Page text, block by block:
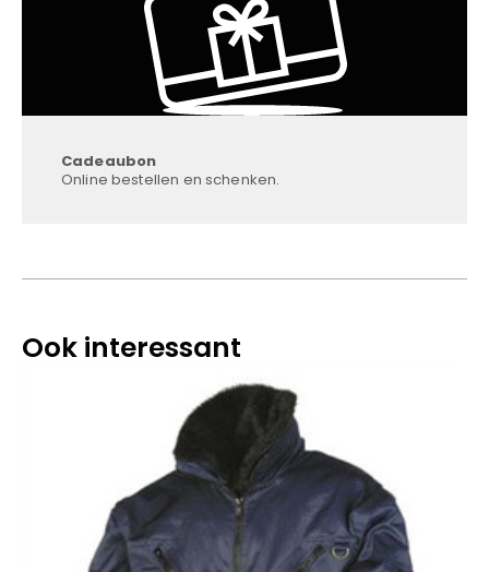
Cadeaubon
Online bestellen en schenken.
Ook interessant